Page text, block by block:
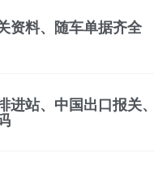
资料、随车单据齐全
进站、中国出口报关